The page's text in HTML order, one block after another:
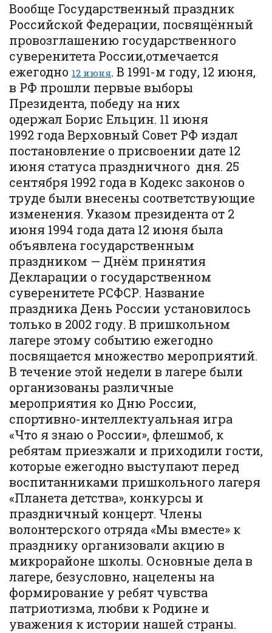
Вообще Государственный праздник
Российской Федерации, посвящённый
провозглашению государственного
суверенитета России,отмечается
ежегодно 12 июня. В 1991-м году, 12 июня,
в РФ прошли первые выборы
Президента, победу на них
одержал Борис Ельцин. 11 июня
1992 года Верховный Совет РФ издал
постановление о присвоении дате 12
июня статуса праздничного дня. 25
сентября 1992 года в Кодекс законов о
труде были внесены соответствующие
изменения. Указом президента от 2
июня 1994 года дата 12 июня была
объявлена государственным
праздником — Днём принятия
Декларации о государственном
суверенитете РСФСР. Название
праздника День России установилось
только в 2002 году. В пришкольном
лагере этому событию ежегодно
посвящается множество мероприятий.
В течение этой недели в лагере были
организованы различные
мероприятия ко Дню России,
спортивно-интеллектуальная игра
«Что я знаю о России», флешмоб, к
ребятам приезжали и приходили гости,
которые ежегодно выступают перед
воспитанниками пришкольного лагеря
«Планета детства», конкурсы и
праздничный концерт. Члены
волонтерского отряда «Мы вместе» к
празднику организовали акцию в
микрорайоне школы. Основные дела в
лагере, безусловно, нацелены на
формирование у ребят чувства
патриотизма, любви к Родине и
уважения к истории нашей страны.